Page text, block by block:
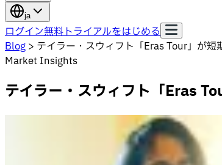
ja
ログイン無料トライアルをはじめる
Blog > テイラー・スウィフト「Eras Tour」が
Market Insights
テイラー・スウィフト「Eras